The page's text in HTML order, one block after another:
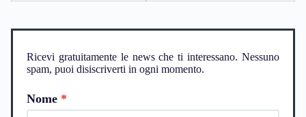
Ricevi gratuitamente le news che ti interessano. Nessuno
spam, puoi disiscriverti in ogni momento.
Nome